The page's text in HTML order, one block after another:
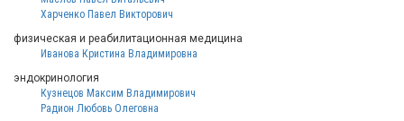
Харченко Павел Викторович
физическая и реабилитационная медицина
Иванова Кристина Владимировна
эндокринология
Кузнецов Максим Владимирович
Радион Любовь Олеговна